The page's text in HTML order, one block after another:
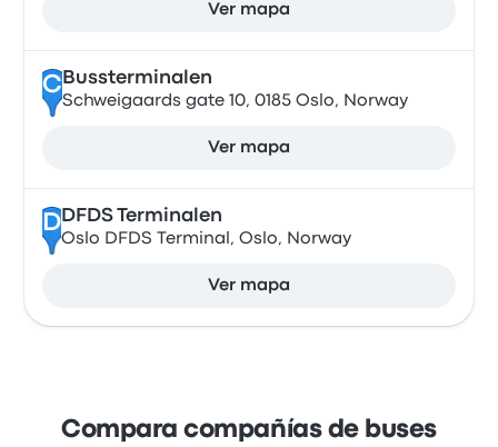
Ver mapa
CBussterminalen
Schweigaards gate 10, 0185 Oslo, Norway
Ver mapa
DDFDS Terminalen
Oslo DFDS Terminal, Oslo, Norway
Ver mapa
Compara compañías de buses